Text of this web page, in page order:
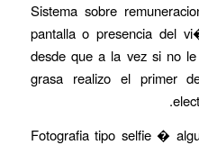
? Sistema sobre
pantalla o presencia del
desde que a la vez si no
grasa realizo el primer
? Fotografia tipo selfie �